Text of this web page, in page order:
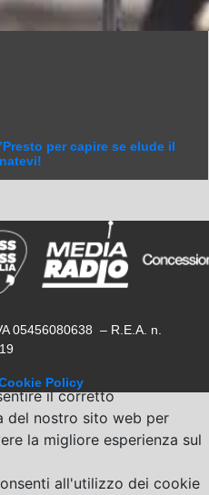
per capire se elude il
05456080638 – R.E.A. n.
Policy
il corretto
del nostro sito web per
la migliore esperienza sul
all'utilizzo dei cookie